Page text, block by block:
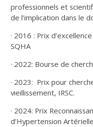
professionnels et
de l’implication dans le
· 2016 : Prix
SQHA
· 2022: Bourse de
· 2023: Prix pour
vieillissement, IRSC.
· 2024: Prix
d’Hypertension